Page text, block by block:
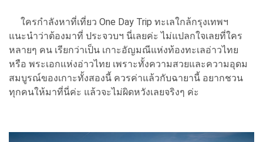
ใครกำลังหาที่เที่ยว One Day Trip ทะเลใกล้กรุงเทพฯ
แนะนำว่าต้องมาที่ ประจวบฯ นี่เลยค่ะ ไม่แปลกใจเลยที่ใคร
หลายๆ คน เรียกว่าเป็น เกาะอัญมณีแห่งท้องทะเลอ่าวไทย
หรือ พระเอกแห่งอ่าวไทย เพราะทั้งความสวยและความอุดม
สมบูรณ์ของเกาะทั้งสองนี้ ควรค่าแล้วกับฉายานี้ อยากชวน
ทุกคนให้มาที่นี่ค่ะ แล้วจะไม่ผิดหวังเลยจริงๆ ค่ะ